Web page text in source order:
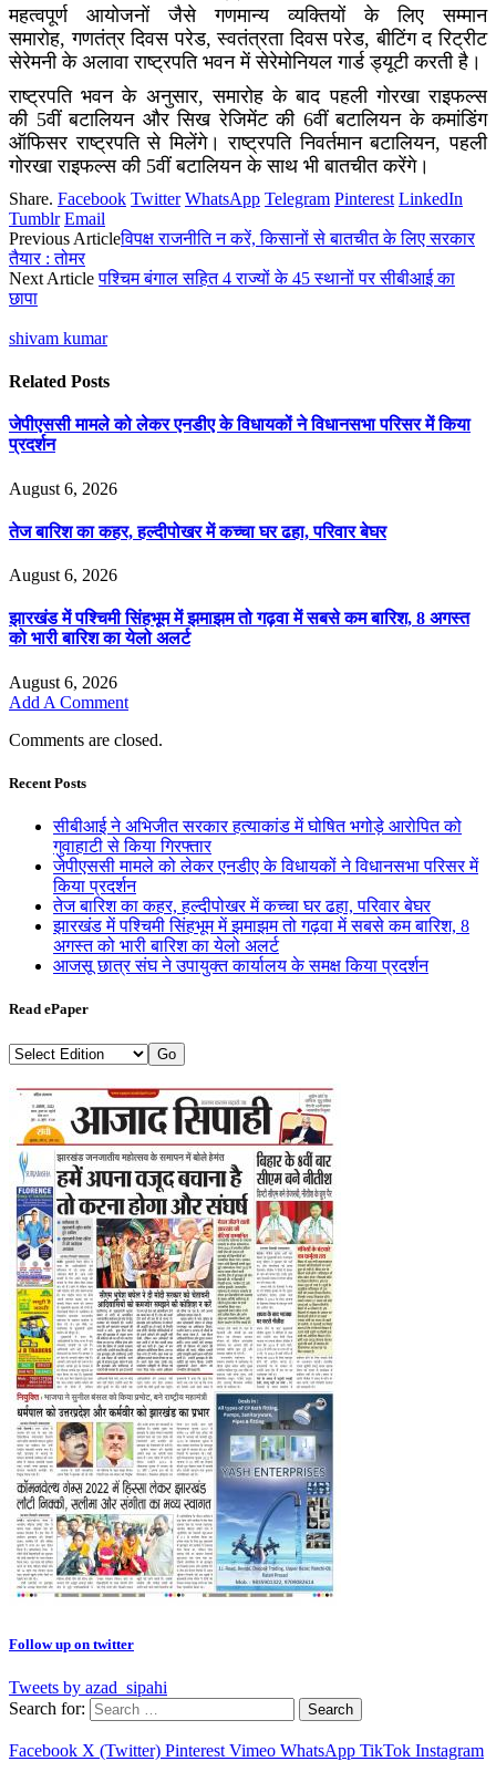
महत्वपूर्ण आयोजनोंजैसे गणमान्य व्यक्तियों के लिए सम्मान
समारोह,गणतंत्र दिवस परेड,स्वतंत्रता दिवस परेड,बीटिंग द रिट्रीट
सेरेमनी के अलावा राष्ट्रपति भवन में सेरेमोनियल गार्डड्यूटीकरती है।
राष्ट्रपति भवन के अनुसार, समारोह के बादपहली गोरखा राइफल्स
की 5वीं बटालियन और सिख रेजिमेंट की 6वीं बटालियन के कमांडिंग
ऑफिसर राष्ट्रपति से मिलेंगे। राष्ट्रपति निवर्तमान बटालियन,पहली
गोरखा राइफल्स की 5वीं बटालियन के साथ भी बातचीत करेंगे।
Share. Facebook Twitter WhatsApp Telegram Pinterest LinkedIn
Tumblr Email
Previous Articleविपक्ष राजनीति न करें, किसानों से बातचीत के लिए सरकार
तैयार : तोमर
Next Articleपश्चिम बंगाल सहित 4 राज्यों के 45 स्थानों पर सीबीआई का
छापा
shivam kumar
Related Posts
जेपीएससी मामले को लेकर एनडीए के विधायकों ने विधानसभा परिसर में किया
प्रदर्शन
August 6, 2026
तेज बारिश का कहर, हल्दीपोखर में कच्चा घर ढहा, परिवार बेघर
August 6, 2026
झारखंड में पश्चिमी सिंहभूम में झमाझम तो गढ़वा में सबसे कम बारिश, 8 अगस्त
को भारी बारिश का येलो अलर्ट
August 6, 2026
Add A Comment
Comments are closed.
Recent Posts
सीबीआई ने अभिजीत सरकार हत्याकांड में घोषित भगोड़े आरोपित को
गुवाहाटी से किया गिरफ्तार
जेपीएससी मामले को लेकर एनडीए के विधायकों ने विधानसभा परिसर में
किया प्रदर्शन
तेज बारिश का कहर, हल्दीपोखर में कच्चा घर ढहा, परिवार बेघर
झारखंड में पश्चिमी सिंहभूम में झमाझम तो गढ़वा में सबसे कम बारिश, 8
अगस्त को भारी बारिश का येलो अलर्ट
आजसू छात्र संघ ने उपायुक्त कार्यालय के समक्ष किया प्रदर्शन
Read ePaper
Follow up on twitter
Tweets by azad_sipahi
Search for:
Facebook X (Twitter) Pinterest Vimeo WhatsApp TikTok Instagram